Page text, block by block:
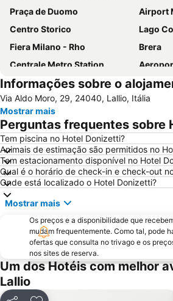
Praça de Duomo
Airport
Centro Storico
Lago
Fiera Milano - Rho
Brera
Centrale Metro Station
Navigli
Cidade
Stazione di Bergamo
San Siro
Stazione Porta Garibaldi
Autodromo Nazionale Monza
Teatro
San Siro Stadio Metro Station
Cadorna
Porta Romana
Porta
Porta Venezia
Galeria
Porto Como
Lampugnano
Museo
Funicolare di Città Alta
Teatro
Boccaleone
Teatro dal Verme
Via Montenapoleone
San Siro
Informações sobre o
Via Aldo Moro, 29, 24040, Lallio, Itália
Mostrar mais
Perguntas frequentes sobre
Tem piscina no Hotel Donizetti?
Animais de estimação são permitidos no
Tem estacionamento disponível no Hotel
Qual é o horário de check-in e check-out
Onde está localizado o Hotel Donizetti?
Mostrar mais
Os preços e a disponibilidade que
mudam frequentemente. Como tal, pode
ofertas que consulta no trivago e os
nos sites de reserva.
Um dos Hotéis com melhor
Lallio